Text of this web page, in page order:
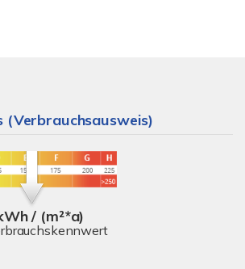
(Verbrauchsausweis)
/ (m²*a)